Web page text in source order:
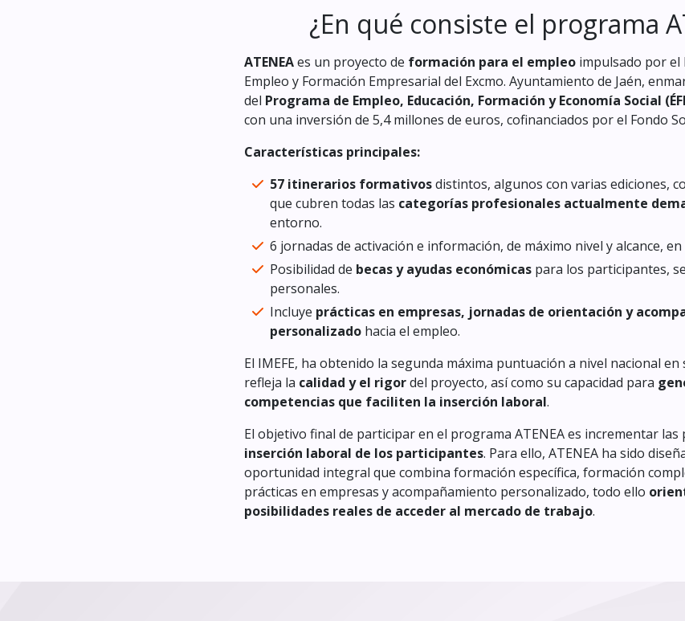
¿En qué consiste el programa
ATENEAes un proyecto de formación para el empleo impulsado por
Empleo y Formación Empresarial del Excmo. Ayuntamiento de Jaén,
del Programa de Empleo, Educación, Formación y Economía Social
con una inversión de 5,4 millones de euros, cofinanciados por el Fondo
Características principales:
57 itinerarios formativosdistintos, algunos con varias ediciones,
que cubren todas las categorías profesionales actualmente
entorno.
6 jornadas de activación e información, de máximo nivel y alcance,
Posibilidad de becas y ayudas económicas para los participantes,
personales.
Incluye prácticas en empresas, jornadas de orientación y
personalizado hacia el empleo.
El IMEFE, ha obtenido la segunda máxima puntuación a nivel nacional
refleja la calidad y el rigordel proyecto, así como su capacidad para
competencias que faciliten la inserción laboral.
El objetivo final de participar en el programa ATENEA es incrementar las
inserción laboral de los participantes. Para ello, ATENEA ha sido
oportunidad integral que combina formación específica, formación
prácticas en empresas y acompañamiento personalizado, todo ello
posibilidades reales de acceder al mercado de trabajo.